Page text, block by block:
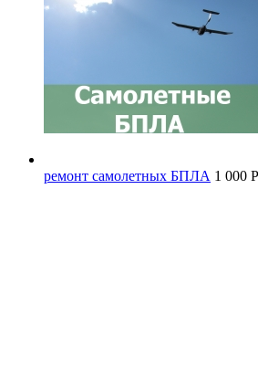
ремонт самолетных БПЛА 1 000 P